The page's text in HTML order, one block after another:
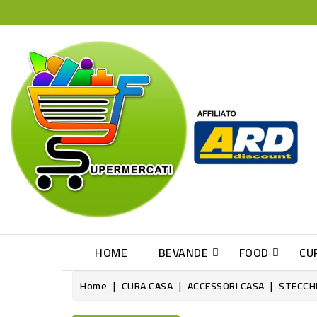
HOME BEVANDE FOOD
Home CURA CASA ACCESSORI CASA